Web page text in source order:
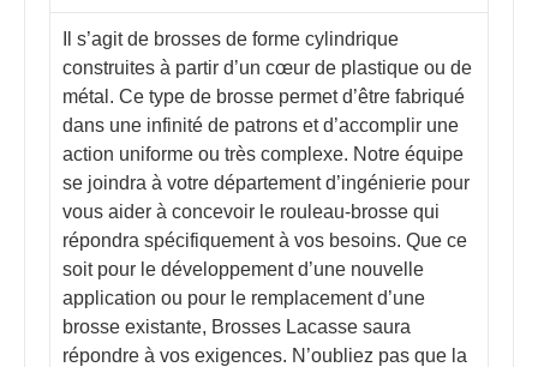
Il s’agit de brosses de forme cylindrique
construites à partir d’un cœur de plastique ou de
métal. Ce type de brosse permet d’être fabriqué
dans une infinité de patrons et d’accomplir une
action uniforme ou très complexe. Notre équipe
se joindra à votre département d’ingénierie pour
vous aider à concevoir le rouleau-brosse qui
répondra spécifiquement à vos besoins. Que ce
soit pour le développement d’une nouvelle
application ou pour le remplacement d’une
brosse existante, Brosses Lacasse saura
répondre à vos exigences. N’oubliez pas que la